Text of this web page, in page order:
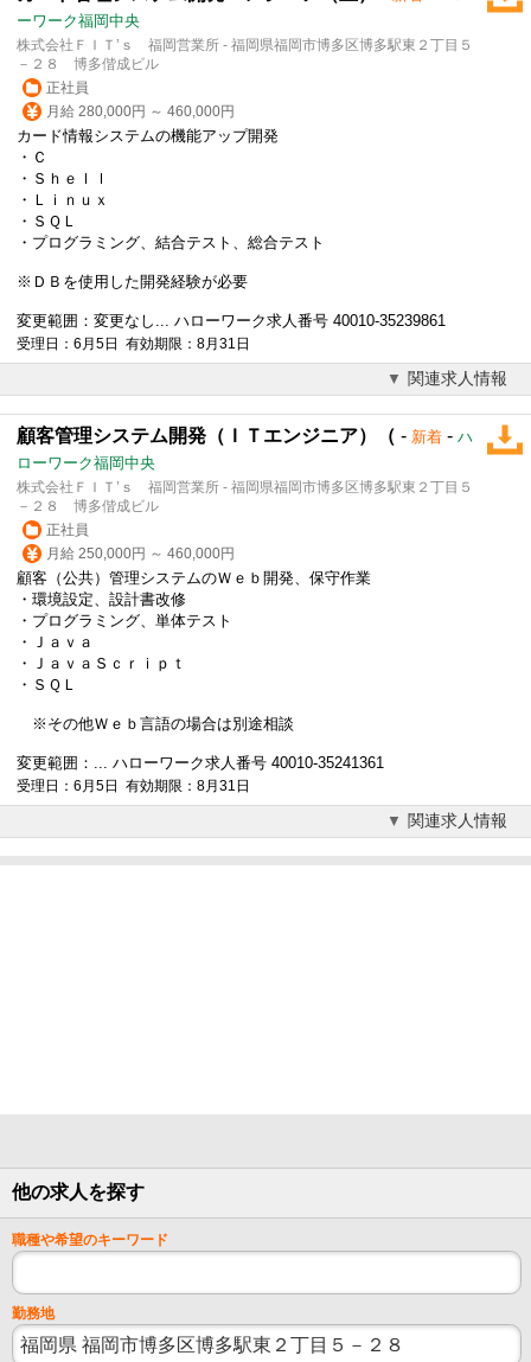
ーワーク福岡中央
株式会社ＦＩＴ’ｓ 福岡営業所 - 福岡県福岡市博多区博多駅東２丁目５
－２８ 博多偕成ビル
正社員
月給 280,000円 ～ 460,000円
カード情報システムの機能アップ開発
・Ｃ
・Ｓｈｅｌｌ
・Ｌｉｎｕｘ
・ＳＱＬ
・プログラミング、結合テスト、総合テスト
※ＤＢを使用した開発経験が必要
変更範囲：変更なし... ハローワーク求人番号 40010-35239861
受理日：6月5日 有効期限：8月31日
関連求人情報
顧客管理システム開発（ＩＴエンジニア）（ - 新着 - ハ
ローワーク福岡中央
株式会社ＦＩＴ’ｓ 福岡営業所 - 福岡県福岡市博多区博多駅東２丁目５
－２８ 博多偕成ビル
正社員
月給 250,000円 ～ 460,000円
顧客（公共）管理システムのＷｅｂ開発、保守作業
・環境設定、設計書改修
・プログラミング、単体テスト
・Ｊａｖａ
・ＪａｖａＳｃｒｉｐｔ
・ＳＱＬ
※その他Ｗｅｂ言語の場合は別途相談
変更範囲：... ハローワーク求人番号 40010-35241361
受理日：6月5日 有効期限：8月31日
関連求人情報
他の求人を探す
職種や希望のキーワード
勤務地